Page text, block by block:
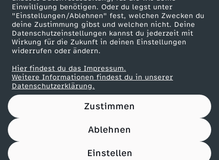
Einwilligung benötigen. Oder du legst unter
"Einstellungen/Ablehnen" fest, welchen Zwecken du
deine Zustimmung gibst und welchen nicht. Deine
Datenschutzeinstellungen kannst du jederzeit mit
Wirkung für die Zukunft in deinen Einstellungen
widerrufen oder ändern.
Hier findest du das Impressum.
Weitere Informationen findest du in unserer
Datenschutzerklärung.
Zustimmen
Ablehnen
Einstellen
Filtern
k
l
n
H
a
u
r
W
l
l
Partner
Nutzungsbedingungen
Impressum